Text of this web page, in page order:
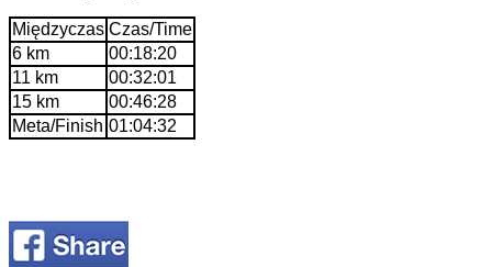
Międzyczas Czas/Time
6 km
00:18:20
11 km
00:32:01
15 km
00:46:28
Meta/Finish 01:04:32